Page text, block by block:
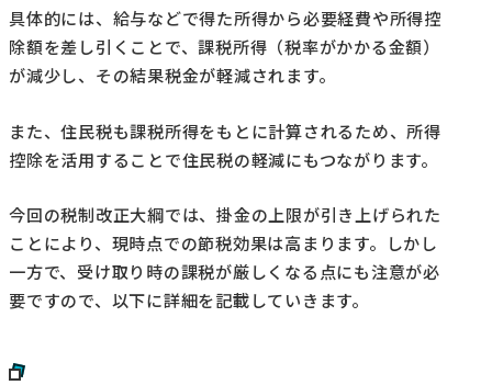
具体的には、給与などで得た所得から必要経費や所得控
除額を差し引くことで、課税所得（税率がかかる金額）
が減少し、その結果税金が軽減されます。
また、住民税も課税所得をもとに計算されるため、所得
控除を活用することで住民税の軽減にもつながります。
今回の税制改正大綱では、掛金の上限が引き上げられた
ことにより、現時点での節税効果は高まります。しかし
一方で、受け取り時の課税が厳しくなる点にも注意が必
要ですので、以下に詳細を記載していきます。